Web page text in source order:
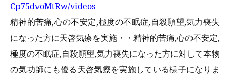
Cp75dvoMtRw/videos
精神的苦痛,心の不安定,極度の不眠症,自殺願望,気力喪失
になった方に天啓気療を実施・・精神的苦痛,心の不安定,
極度の不眠症,自殺願望,気力喪失になった方に対して本物
の気功師にも優る天啓気療を実施している様子になりま